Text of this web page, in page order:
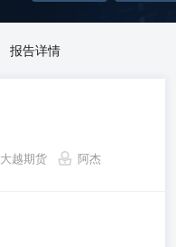
报告详情
大越期货 阿杰